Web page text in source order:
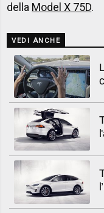
della Model X 75D.
VEDI ANCHE